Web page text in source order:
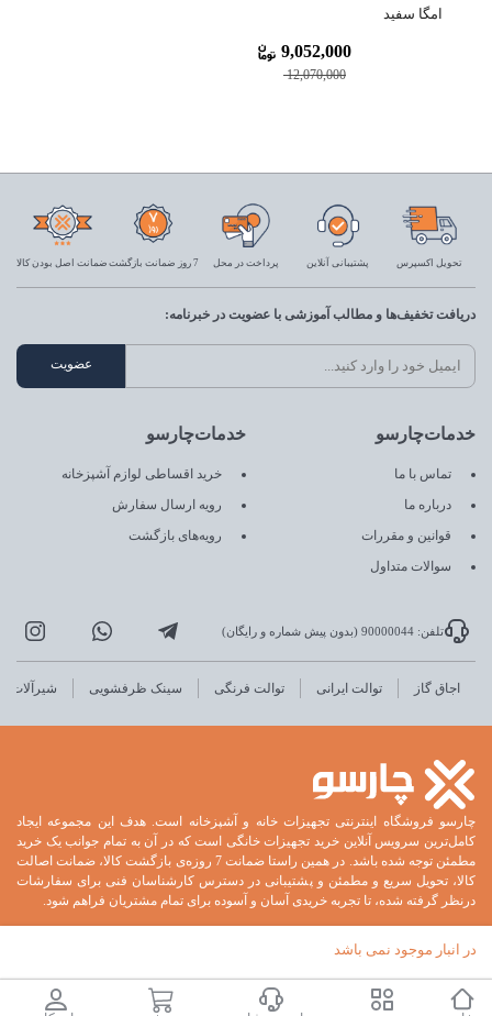
در انبار موجود نمی باشد
امگا سفید
12,070,000
9,052,000
تحویل اکسپرس پشتیبانی آنلاین پرداخت در محل 7 روز ضمانت بازگشت ضمانت اصل بودن کالا
خدمات‌چارسو
تماس با ما
درباره ما
قوانین و مقررات
سوالات متداول
خدمات‌چارسو
خرید اقساطی لوازم آشپزخانه
رویه ارسال سفارش
رویه‌های بازگشت
دریافت تخفیف‌ها و مطالب آموزشی با عضویت در خبرنامه:
تلفن: 90000044 (بدون پیش شماره و رایگان)
اجاق گاز توالت ایرانی توالت فرنگی سینک ظرفشویی شیرآلات
چارسو فروشگاه اینترنتی تجهیزات خانه و آشپزخانه است. هدف این مجموعه ایجاد
کامل‌ترین سرویس آنلاین خرید تجهیزات خانگی است که در آن به تمام جوانب یک خرید
مطمئن توجه شده باشد. در همین راستا ضمانت 7 روزه‌ی بازگشت کالا، ضمانت اصالت
کالا، تحویل سریع و مطمئن و پشتیبانی در دسترس کارشناسان فنی برای سفارشات
درنظر گرفته شده، تا تجربه خریدی آسان و آسوده برای تمام مشتریان فراهم شود.